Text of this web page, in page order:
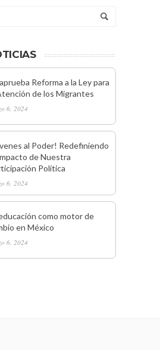
Reforma a la Ley para
de los Migrantes
6, 2024
al Poder! Redefiniendo
de Nuestra
Política
6, 2024
como motor de
en México
6, 2024